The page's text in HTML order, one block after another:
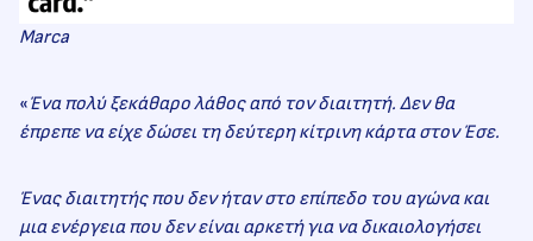
Marca
«Ένα πολύ ξεκάθαρο λάθος από τον διαιτητή. Δεν θα
έπρεπε να είχε δώσει τη δεύτερη κίτρινη κάρτα στον Έσε.
Ένας διαιτητής που δεν ήταν στο επίπεδο του αγώνα και
μια ενέργεια που δεν είναι αρκετή για να δικαιολογήσει